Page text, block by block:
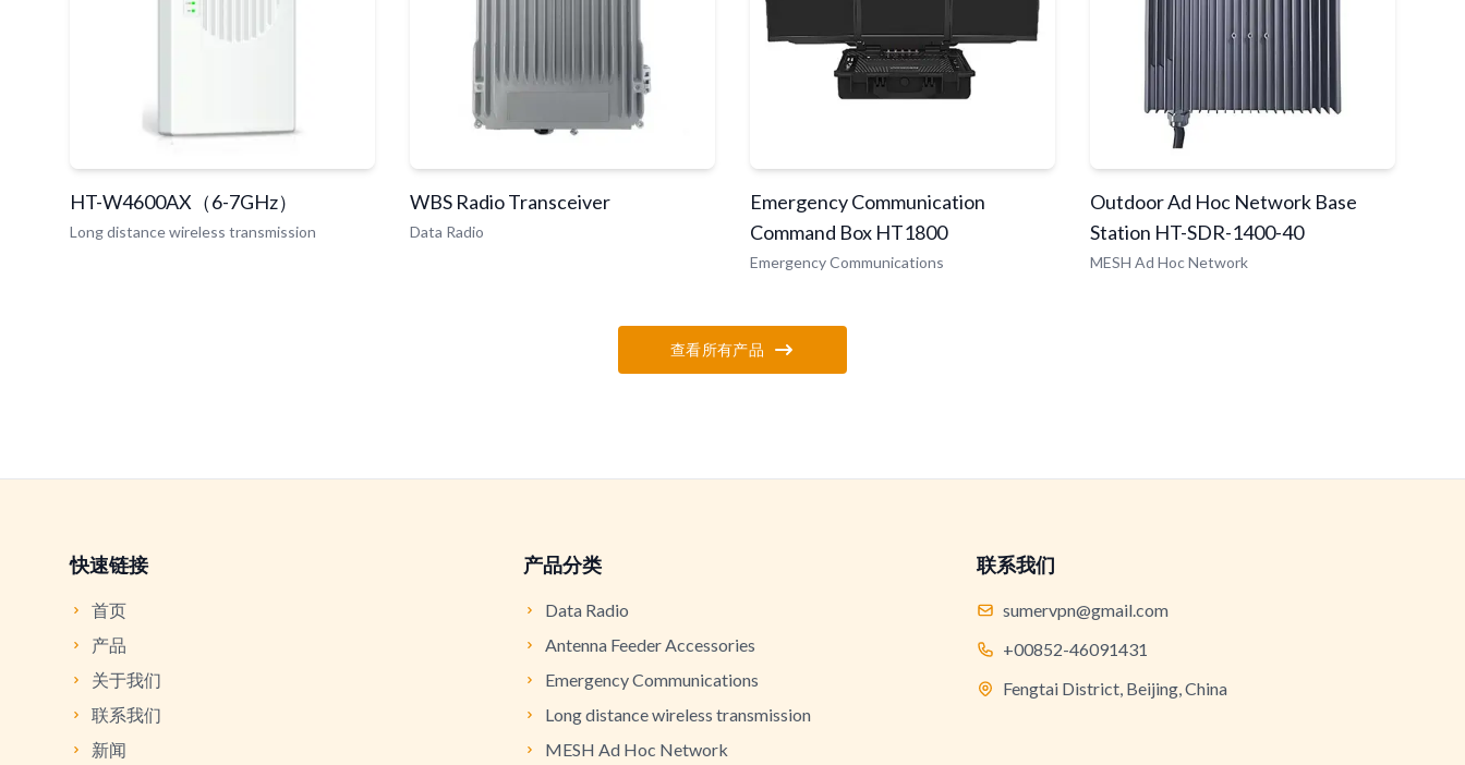
HT-W4600AX（6-7GHz）
Long distance wireless transmission
WBS Radio Transceiver
Data Radio
Emergency Communication
Command Box HT1800
Emergency Communications
Outdoor Ad Hoc Network Base
Station HT-SDR-1400-40
MESH Ad Hoc Network
查看所有产品
快速链接
首页
产品
关于我们
联系我们
新闻
产品分类
Data Radio
Antenna Feeder Accessories
Emergency Communications
Long distance wireless transmission
MESH Ad Hoc Network
联系我们
sumervpn@gmail.com
+00852-46091431
Fengtai District, Beijing, China